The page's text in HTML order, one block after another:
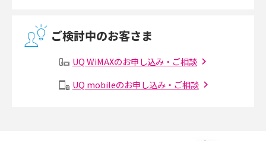
無線LANとは？メリット・デメリットや接続方法を解説
メッシュWi-Fiとは？仕組みやメリット・デメリット、中継機との違いを解
ご検討中のお客さま
UQ WiMAXのお申し込み・ご相談
UQ mobileのお申し込み・ご相談